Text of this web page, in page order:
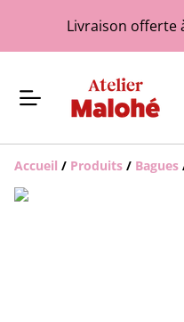
Livraison offerte
Accueil / Produits / Bagues